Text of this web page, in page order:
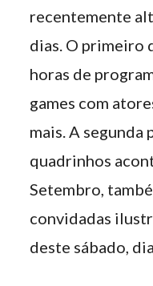
recentemente
dias. O primeiro
horas de
games com
mais. A segunda
quadrinhos
Setembro,
convidadas
deste sábado,